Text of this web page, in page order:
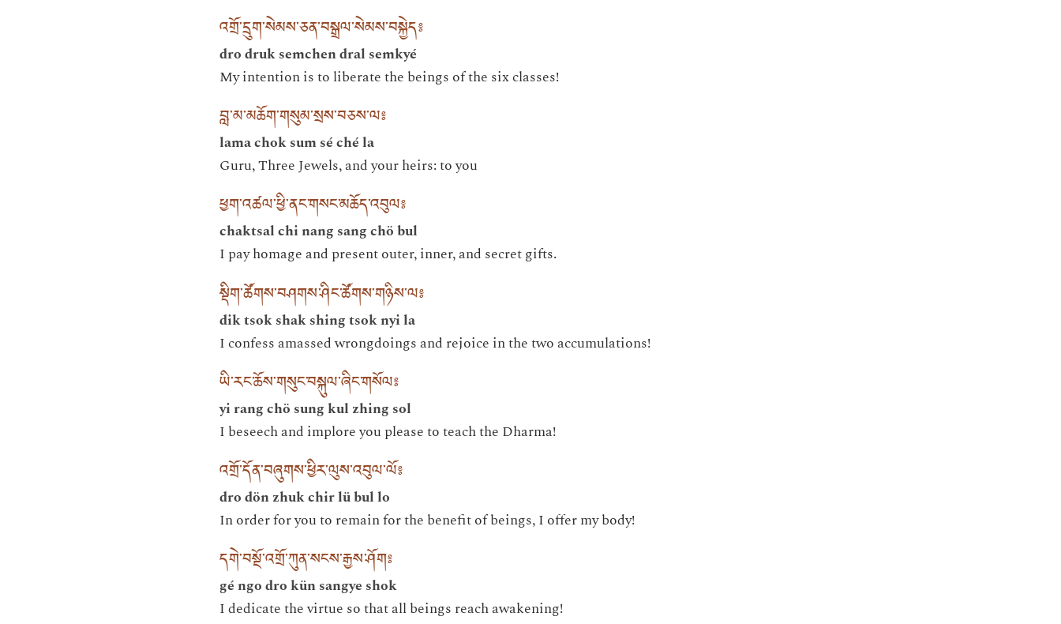
འགྲོ་དྲུག་སེམས་ཅན་བསྒྲལ་སེམས་བསྐྱེད༔
dro druk semchen dral semkyé
My intention is to liberate the beings of the six classes!
བླ་མ་མཆོག་གསུམ་སྲས་བཅས་ལ༔
lama chok sum sé ché la
Guru, Three Jewels, and your heirs: to you
ཕྱག་འཚལ་ཕྱི་ནང་གསང་མཆོད་འབུལ༔
chaktsal chi nang sang chö bul
I pay homage and present outer, inner, and secret gifts.
སྡིག་ཚོགས་བཤགས་ཤིང་ཚོགས་གཉིས་ལ༔
dik tsok shak shing tsok nyi la
I confess amassed wrongdoings and rejoice in the two accumulations!
ཡི་རང་ཆོས་གསུང་བསྐུལ་ཞིང་གསོལ༔
yi rang chö sung kul zhing sol
I beseech and implore you please to teach the Dharma!
འགྲོ་དོན་བཞུགས་ཕྱིར་ལུས་འབུལ་ལོ༔
dro dön zhuk chir lü bul lo
In order for you to remain for the benefit of beings, I offer my body!
དགེ་བསྔོ་འགྲོ་ཀུན་སངས་རྒྱས་ཤོག༔
gé ngo dro kün sangye shok
I dedicate the virtue so that all beings reach awakening!